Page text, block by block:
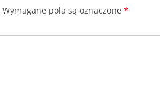
Wymagane pola są oznaczone *